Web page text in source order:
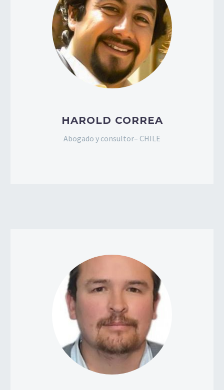
HAROLD CORREA
Abogado y consultor– CHILE